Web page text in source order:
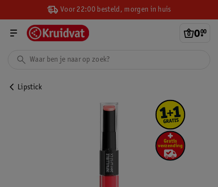
Voor 22:00 besteld, morgen in huis
0.
00
Lipstick